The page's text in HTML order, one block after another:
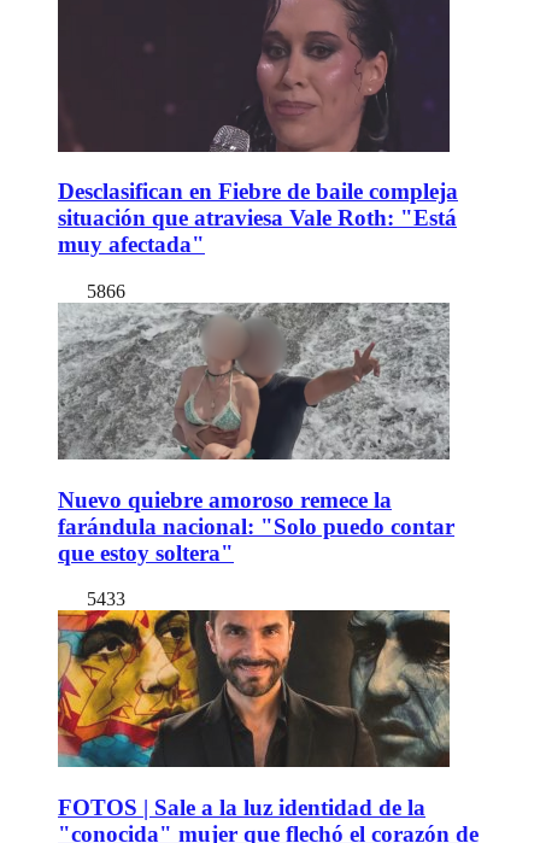
Desclasifican en Fiebre de baile compleja
situación que atraviesa Vale Roth: "Está
muy afectada"
5866
Nuevo quiebre amoroso remece la
farándula nacional: "Solo puedo contar
que estoy soltera"
5433
FOTOS | Sale a la luz identidad de la
"conocida" mujer que flechó el corazón de